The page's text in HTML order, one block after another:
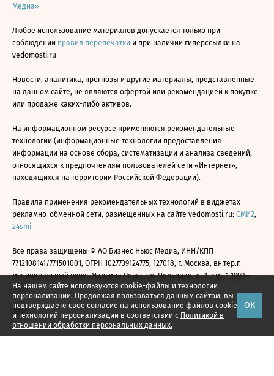
На нашем сайте используются cookie-файлы и технологии
персонализации. Продолжая пользоваться данным сайтом, вы
подтверждаете свое согласие на использование файлов cookie
и технологий персонализации в соответствии с Политикой в
отношении обработки персональных данных.
ОК
Медиа»
Любое использование материалов допускается только при
соблюдении правил перепечатки и при наличии гиперссылки на
vedomosti.ru
Новости, аналитика, прогнозы и другие материалы, представленные
на данном сайте, не являются офертой или рекомендацией к покупке
или продаже каких-либо активов.
На информационном ресурсе применяются рекомендательные
технологии (информационные технологии предоставления
информации на основе сбора, систематизации и анализа сведений,
относящихся к предпочтениям пользователей сети «Интернет»,
находящихся на территории Российской Федерации).
Правила применения рекомендательных технологий в виджетах
рекламно-обменной сети, размещенных на сайте vedomosti.ru: СМИ2,
24smi
Все права защищены © АО Бизнес Ньюс Медиа, ИНН/КПП
7712108141/771501001, ОГРН 1027739124775, 127018, г. Москва, вн.тер.г.
муниципальный округ Марьина Роща, ул. Полковая, д. 3, стр. 1 1999—
2026